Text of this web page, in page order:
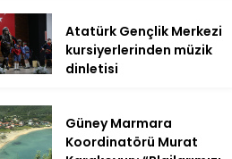
Atatürk Gençlik Merkezi
kursiyerlerinden müzik
dinletisi
Güney Marmara
Koordinatörü Murat